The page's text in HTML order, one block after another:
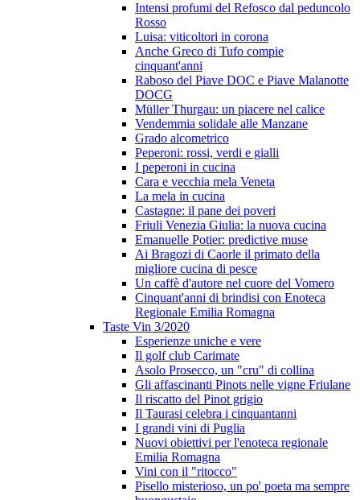
Intensi profumi del Refosco dal peduncolo
Rosso
Luisa: viticoltori in corona
Anche Greco di Tufo compie
cinquant'anni
Raboso del Piave DOC e Piave Malanotte
DOCG
Müller Thurgau: un piacere nel calice
Vendemmia solidale alle Manzane
Grado alcometrico
Peperoni: rossi, verdi e gialli
I peperoni in cucina
Cara e vecchia mela Veneta
La mela in cucina
Castagne: il pane dei poveri
Friuli Venezia Giulia: la nuova cucina
Emanuelle Potier: predictive muse
Ai Bragozi di Caorle il primato della
migliore cucina di pesce
Un caffè d'autore nel cuore del Vomero
Cinquant'anni di brindisi con Enoteca
Regionale Emilia Romagna
Taste Vin 3/2020
Esperienze uniche e vere
Il golf club Carimate
Asolo Prosecco, un "cru" di collina
Gli affascinanti Pinots nelle vigne Friulane
Il riscatto del Pinot grigio
Il Taurasi celebra i cinquantanni
I grandi vini di Puglia
Nuovi obiettivi per l'enoteca regionale
Emilia Romagna
Vini con il "ritocco"
Pisello misterioso, un po' poeta ma sempre